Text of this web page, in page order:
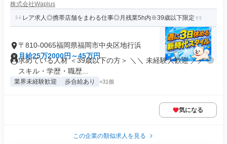
株式会社Waplus
レア求人◎携帯店舗をまわる仕事◎月残業5h内※39歳以下限定
〒810-0065福岡県福岡市中央区地行浜
月給25万2000円～45万円
求めている人材 ＜39歳以下の方＞ ＼＼ 未経験大歓迎 ／／ ◎
スキル・学歴・職歴...
業界未経験歓迎 歩合給あり +31個
気になる
この企業の類似求人を見る